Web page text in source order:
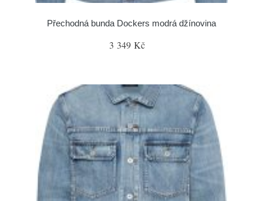
Přechodná bunda Dockers modrá džínovina
3 349 Kč